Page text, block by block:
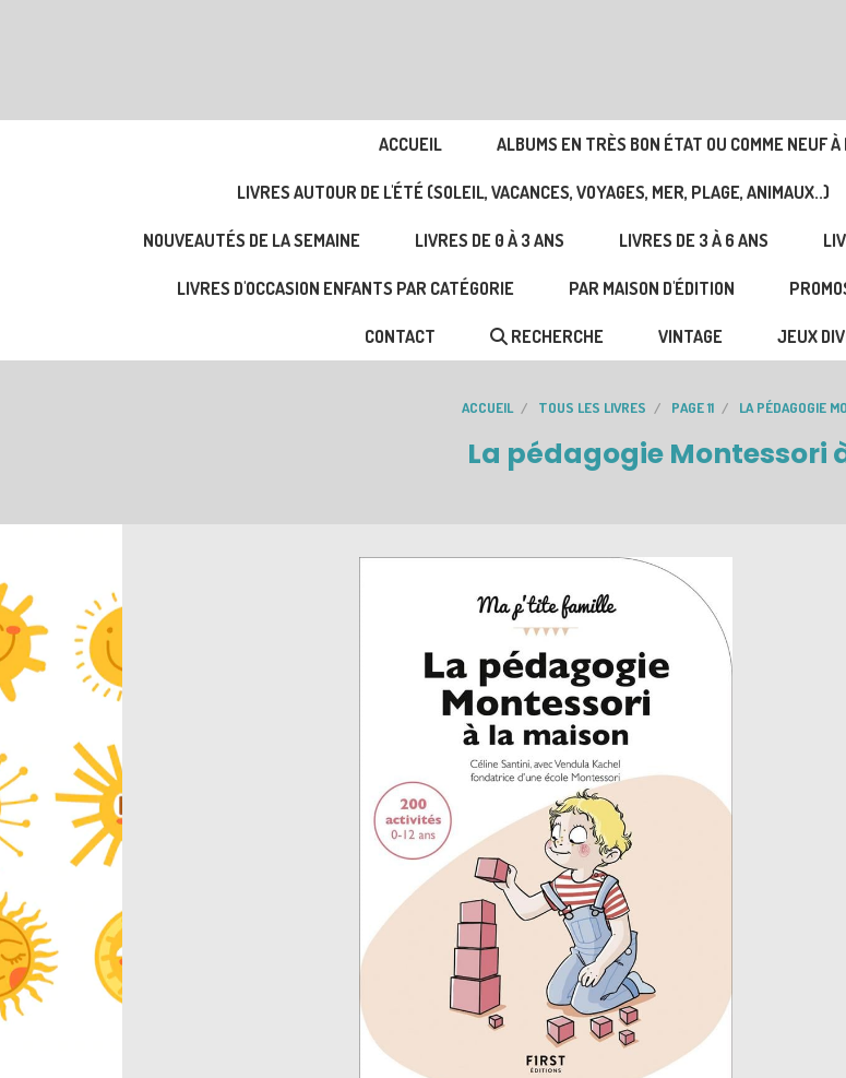
ACCUEIL ALBUMS EN TRÈS BON ÉTAT OU COMME NEUF
LIVRES AUTOUR DE L'ÉTÉ (SOLEIL, VACANCES, VOYAGES, MER, PLAGE, ANIMAUX..)
NOUVEAUTÉS DE LA SEMAINE LIVRES DE 0 À 3 ANS LIVRES DE 3 À 6 ANS
LIVRES D'OCCASION ENFANTS PAR CATÉGORIE PAR MAISON D'ÉDITION
CONTACT RECHERCHE VINTAGE JEUX
ACCUEIL TOUS LES LIVRES PAGE 11 LA PÉDAGOGIE
La pédagogie Montessori